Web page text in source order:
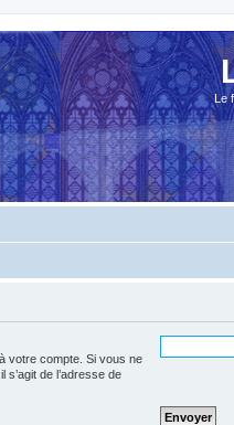
Le
votre compte. Si vous ne
s’agit de l’adresse de